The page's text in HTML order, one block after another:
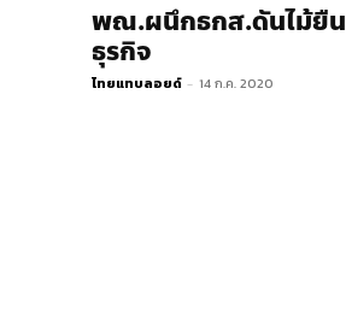
พณ.ผนึกธกส.ดันไม้ยื
ธุรกิจ
ไทยแทบลอยด์ - 14 ก.ค. 2020